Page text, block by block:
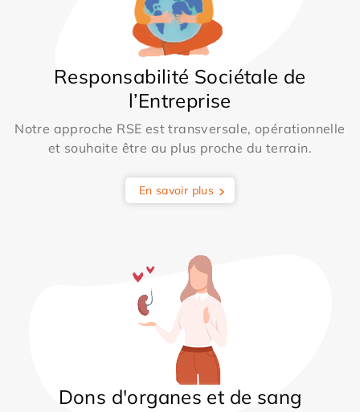
Responsabilité Sociétale de
l’Entreprise
Notre approche RSE est transversale, opérationnelle
et souhaite être au plus proche du terrain.
En savoir plus
Dons d'organes et de sang